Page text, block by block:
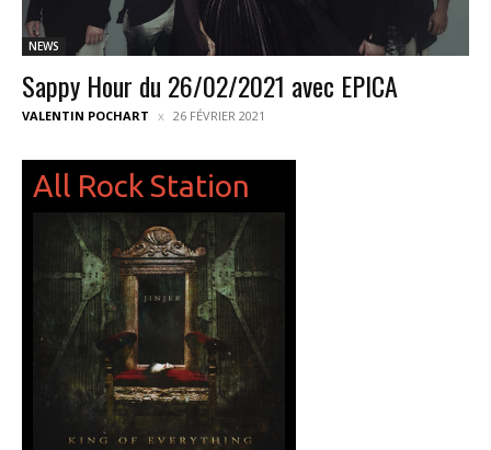
NEWS
Sappy Hour du 26/02/2021 avec EPICA
VALENTIN POCHART 26 FÉVRIER 2021